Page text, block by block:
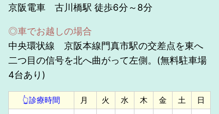
京阪電車 古川橋駅 徒歩6分～8分
◎車でお越しの場合
中央環状線 京阪本線門真市駅の交差点を東へ
二つ目の信号を北へ曲がって左側。(無料駐車場
4台あり)
👆診療時間 月 火 水 木 金 土 日